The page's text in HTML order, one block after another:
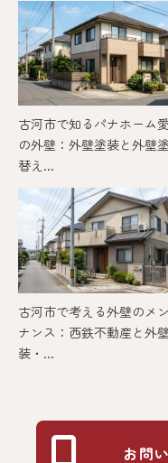
古河市で知るパナホーム
の外壁：外壁塗装と外壁
替え...
古河市で考える外壁のメ
ナンス：西鉄不動産と外
装・...
お問